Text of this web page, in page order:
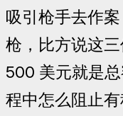
吸引枪手去作
枪，比方说这
500 美元就是
程中怎么阻止